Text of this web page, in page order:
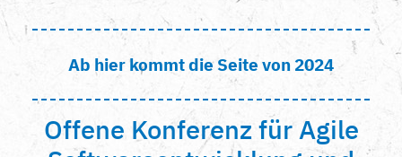
Ab hier kommt die Seite von 2024
Offene Konferenz für Agile